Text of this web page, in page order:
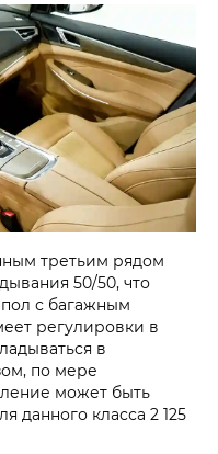
третьим рядом
50/50, что
с багажным
регулировки в
в
по мере
может быть
данного класса 2 125